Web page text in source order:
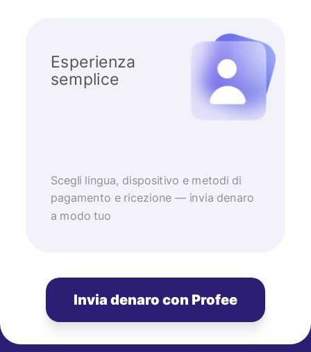
Esperienza
semplice
Scegli lingua, dispositivo e metodi di
pagamento e ricezione — invia denaro
a modo tuo
Invia denaro con Profee